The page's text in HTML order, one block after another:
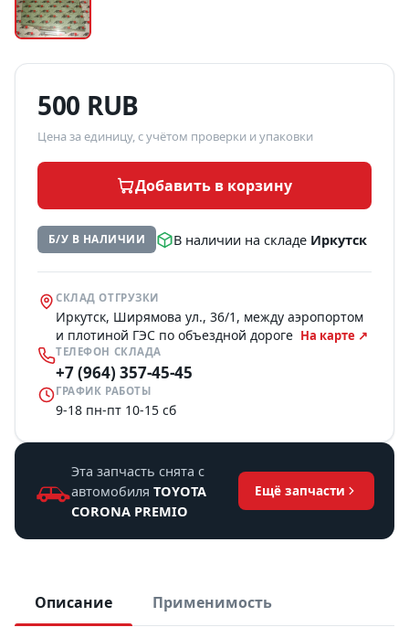
500 RUB
Цена за единицу, с учётом проверки и упаковки
Добавить в корзину
Б/У В НАЛИЧИИ В наличии на складе Иркутск
СКЛАД ОТГРУЗКИ
Иркутск, Ширямова ул., 36/1, между аэропортом
и плотиной ГЭС по объездной дороге На карте ↗
ТЕЛЕФОН СКЛАДА
+7 (964) 357-45-45
ГРАФИК РАБОТЫ
9-18 пн-пт 10-15 сб
Эта запчасть снята с
автомобиля TOYOTA
CORONA PREMIO
Ещё запчасти
Описание Применимость